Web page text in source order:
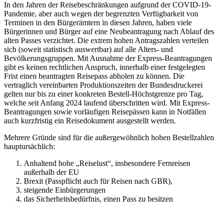
In den Jahren der Reisebeschränkungen aufgrund der COVID-19-
Pandemie, aber auch wegen der begrenzten Verfügbarkeit von
Terminen in den Bürgerämtern in diesen Jahren, haben viele
Bürgerinnen und Bürger auf eine Neubeantragung nach Ablauf des
alten Passes verzichtet. Die extrem hohen Antragszahlen verteilen
sich (soweit statistisch auswertbar) auf alle Alters- und
Bevölkerungsgruppen. Mit Ausnahme der Express-Beantragungen
gibt es keinen rechtlichen Anspruch, innerhalb einer festgelegten
Frist einen beantragten Reisepass abholen zu können. Die
vertraglich vereinbarten Produktionszeiten der Bundesdruckerei
gelten nur bis zu einer konkreten Bestell-Höchstgrenze pro Tag,
welche seit Anfang 2024 laufend überschritten wird. Mit Express-
Beantragungen sowie vorläufigen Reisepässen kann in Notfällen
auch kurzfristig ein Reisedokument ausgestellt werden.
Mehrere Gründe sind für die außergewöhnlich hohen Bestellzahlen
hauptursächlich:
Anhaltend hohe „Reiselust“, insbesondere Fernreisen
außerhalb der EU
Brexit (Passpflicht auch für Reisen nach GBR),
steigende Einbürgerungen
das Sicherheitsbedürfnis, einen Pass zu besitzen